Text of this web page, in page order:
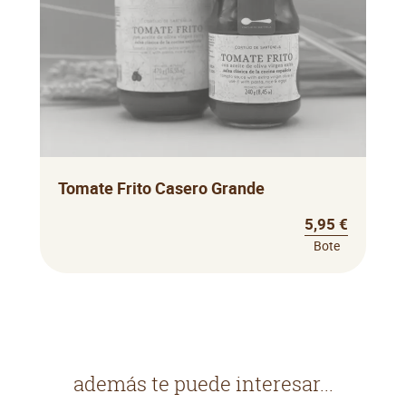
Tomate Frito Casero Grande
5,95 €
Bote
además te puede interesar...